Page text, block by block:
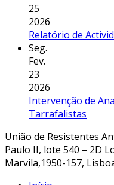
25
2026
Relatório de
Seg.
Fev.
23
2026
Intervenção de
Tarrafalistas
União de Resistentes
Paulo II, lote 540 – 2D
Marvila,1950-157,